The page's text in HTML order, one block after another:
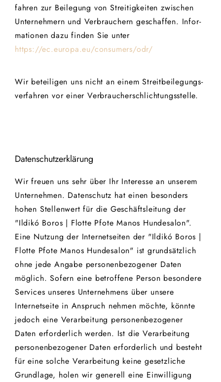
fah­ren zur Bei­le­gung von Strei­tig­kei­ten zwi­schen
Un­ter­neh­mern und Ver­brau­chern ge­schaf­fen. In­for­
ma­tio­nen dazu fin­den Sie unter
https://ec.europa.eu/consumers/odr/
Wir be­tei­ligen uns nicht an einem Streit­bei­le­gungs­
ver­fah­ren vor einer Ver­brau­cher­schlich­tungs­stel­le.
Datenschutzerklärung
Wir freuen uns sehr über Ihr Interesse an unserem
Unternehmen. Datenschutz hat einen besonders
hohen Stellenwert für die Geschäftsleitung der
"Ildikó Boros | Flotte Pfote Manos Hundesalon".
Eine Nutzung der Internetseiten der "Ildikó Boros |
Flotte Pfote Manos Hundesalon" ist grundsätzlich
ohne jede Angabe personenbezogener Daten
möglich. Sofern eine betroffene Person besondere
Services unseres Unternehmens über unsere
Internetseite in Anspruch nehmen möchte, könnte
jedoch eine Verarbeitung personenbezogener
Daten erforderlich werden. Ist die Verarbeitung
personenbezogener Daten erforderlich und besteht
für eine solche Verarbeitung keine gesetzliche
Grundlage, holen wir generell eine Einwilligung